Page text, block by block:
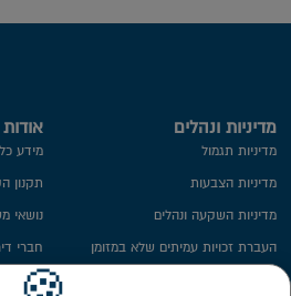
אודות
מידע
תקנון
נושאי
חברי
ועדת
מדיניות ונהלים
מדיניות תגמול
מדיניות הצבעות
מדיניות השקעה ונהלים
העברת זכויות עמיתים שלא במזומן